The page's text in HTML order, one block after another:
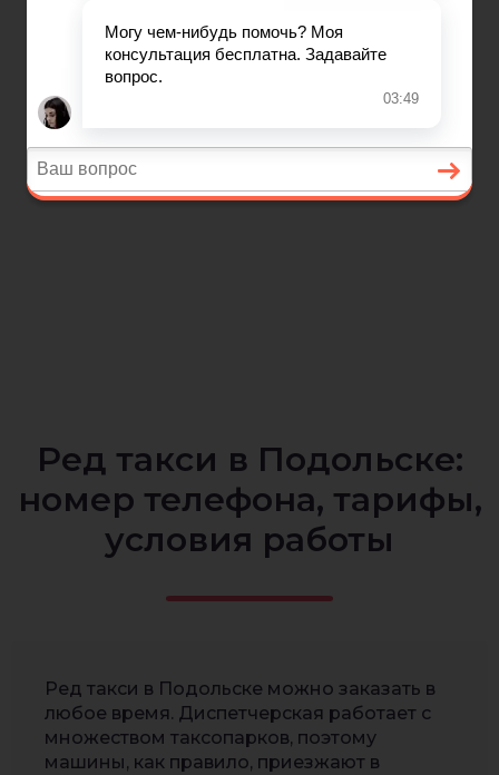
Ред такси в Подольске:
номер телефона, тарифы,
условия работы
Ред такси в Подольске можно заказать в
любое время. Диспетчерская работает с
множеством таксопарков, поэтому
машины, как правило, приезжают в